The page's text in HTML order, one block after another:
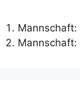
Mannschaft:
Mannschaft: